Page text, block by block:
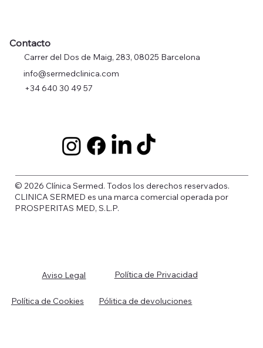
Contacto
Carrer del Dos de Maig, 283, 08025 Barcelona
info@sermedclinica.com
+34 640 30 49 57
© 2026 Clínica Sermed. Todos los derechos reservados.
CLINICA SERMED es una marca comercial operada por
PROSPERITAS MED, S.L.P.
Aviso Legal Política de Privacidad
Política de Cookies Pólitica de devoluciones